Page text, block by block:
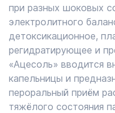
при разных шоковых
электролитного
детоксикационное,
регидратирующее и
«Ацесоль» вводится
капельницы и
пероральный приём
тяжёлого состояния